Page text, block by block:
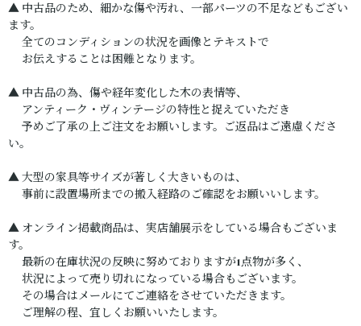
▲ 中古品のため、細かな傷や汚れ、一部パーツの不足などもござい
ます。
全てのコンディションの状況を画像とテキストで
お伝えすることは困難となります。
▲ 中古品の為、傷や経年変化した木の表情等、
アンティーク・ヴィンテージの特性と捉えていただき
予めご了承の上ご注文をお願いします。ご返品はご遠慮くださ
い。
▲ 大型の家具等サイズが著しく大きいものは、
事前に設置場所までの搬入経路のご確認をお願いいします。
▲ オンライン掲載商品は、実店舗展示をしている場合もございま
す。
最新の在庫状況の反映に努めておりますが1点物が多く、
状況によって売り切れになっている場合もございます。
その場合はメールにてご連絡をさせていただきます。
ご理解の程、宜しくお願いいたします。